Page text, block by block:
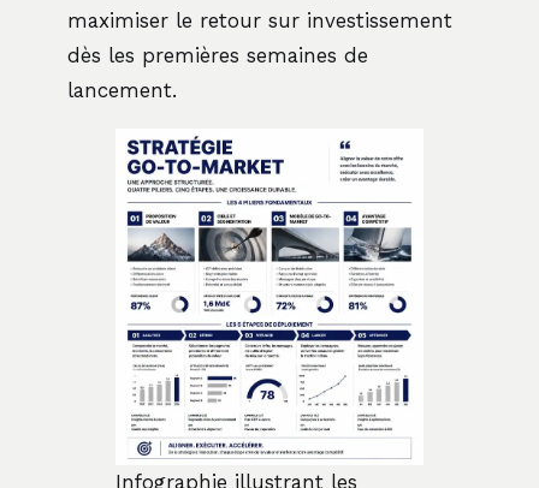
maximiser le retour sur investissement
dès les premières semaines de
lancement.
Infographie illustrant les